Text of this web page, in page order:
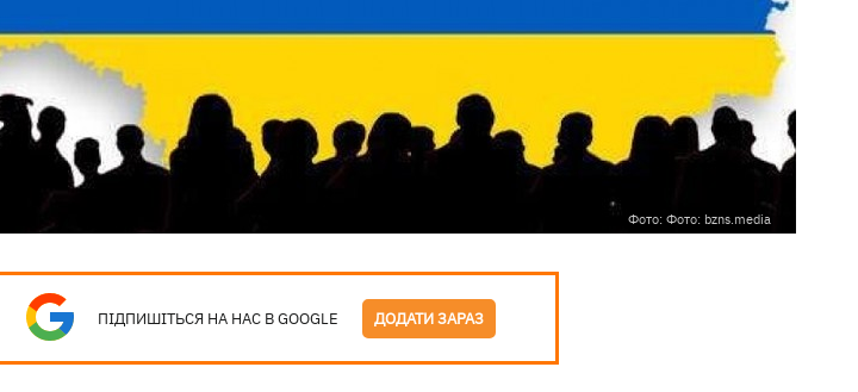
Фото: Фото: bzns.media
ПІДПИШІТЬСЯ НА НАС В GOOGLE ДОДАТИ ЗАРАЗ